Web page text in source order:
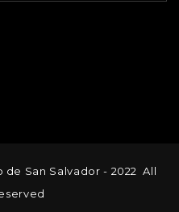
de San Salvador - 2022 All